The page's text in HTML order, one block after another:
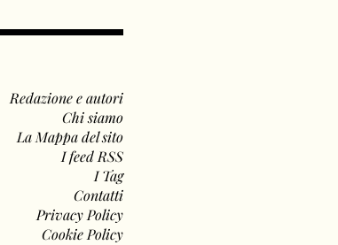
Redazione e autori
Chi siamo
La Mappa del sito
I feed RSS
I Tag
Contatti
Privacy Policy
Cookie Policy